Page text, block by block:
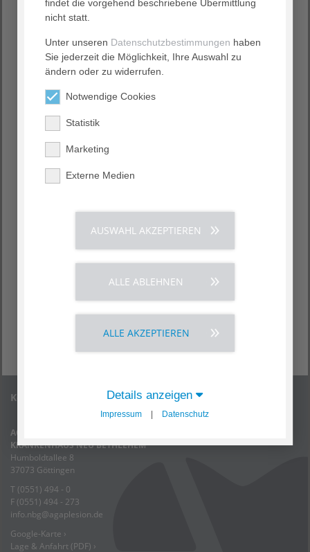
Kontakt
AGAPLESION
KRANKENHAUS NEU BETHLEHEM
Humboldtallee 8
37073 Göttingen
T (0551) 494 - 0
F (0551) 494 - 273
info.nbg@agaplesion.de
Google-Karte ›
Lage & Anfahrt (PDF) ›
findet die vorgehend beschriebene Übermittlung
nicht statt.
Unter unseren Datenschutzbestimmungen haben
Sie jederzeit die Möglichkeit, Ihre Auswahl zu
ändern oder zu widerrufen.
Notwendige Cookies
Statistik
Marketing
Externe Medien
AUSWAHL AKZEPTIEREN
ALLE ABLEHNEN
ALLE AKZEPTIEREN
Details anzeigen
Impressum | Datenschutz